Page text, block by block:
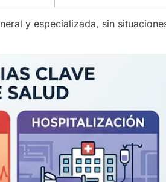
y especializada, sin